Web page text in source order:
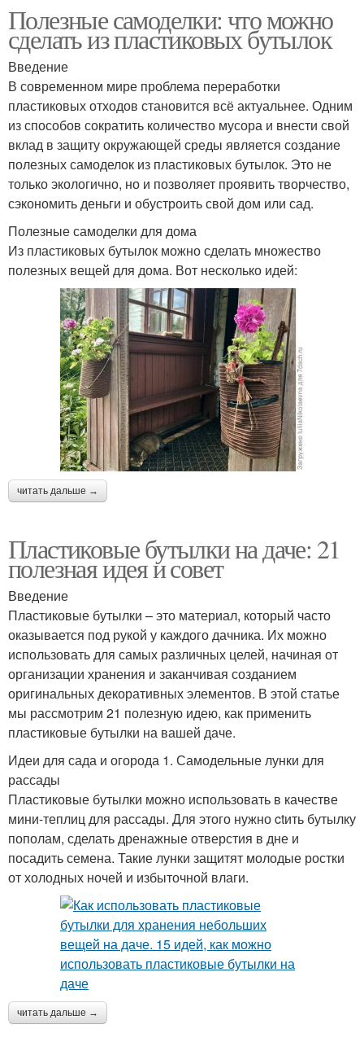
Полезные самоделки: что можно
сделать из пластиковых бутылок
Введение
В современном мире проблема переработки
пластиковых отходов становится всё актуальнее. Одним
из способов сократить количество мусора и внести свой
вклад в защиту окружающей среды является создание
полезных самоделок из пластиковых бутылок. Это не
только экологично, но и позволяет проявить творчество,
сэкономить деньги и обустроить свой дом или сад.
Полезные самоделки для дома
Из пластиковых бутылок можно сделать множество
полезных вещей для дома. Вот несколько идей:
читать дальше →
Пластиковые бутылки на даче: 21
полезная идея и совет
Введение
Пластиковые бутылки – это материал, который часто
оказывается под рукой у каждого дачника. Их можно
использовать для самых различных целей, начиная от
организации хранения и заканчивая созданием
оригинальных декоративных элементов. В этой статье
мы рассмотрим 21 полезную идею, как применить
пластиковые бутылки на вашей даче.
Идеи для сада и огорода 1. Самодельные лунки для
рассады
Пластиковые бутылки можно использовать в качестве
мини-теплиц для рассады. Для этого нужно ctить бутылку
пополам, сделать дренажные отверстия в дне и
посадить семена. Такие лунки защитят молодые ростки
от холодных ночей и избыточной влаги.
читать дальше →